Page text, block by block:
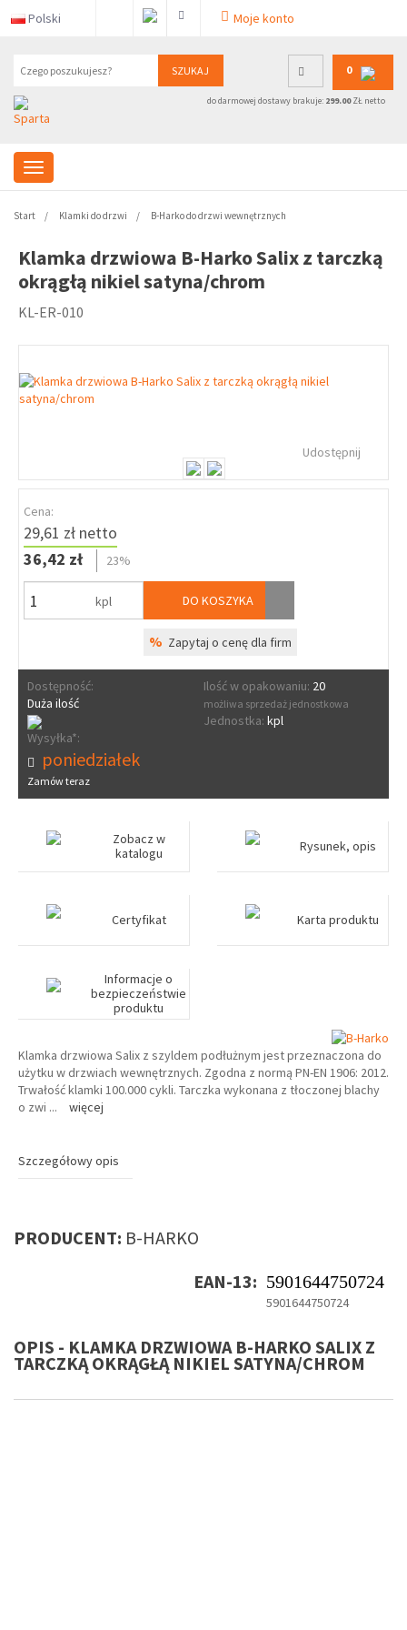
Polski Moje konto
SZUKAJ 0
do darmowej dostawy brakuje: 299.00ZŁ netto
Start Klamki do drzwi B-Harko do drzwi wewnętrznych
Klamka drzwiowa B-Harko Salix z tarczką
okrągłą nikiel satyna/chrom
KL-ER-010
Udostępnij
Cena:
29,61 zł netto
36,42 zł
23%
kpl DO KOSZYKA
% Zapytaj o cenę dla firm
Dostępność:
Duża ilość
Ilość w opakowaniu: 20
możliwa sprzedaż jednostkowa
Jednostka: kpl
Wysyłka*:
poniedziałek
Zamów teraz
Zobacz w
katalogu
Rysunek, opis
Certyfikat Karta produktu
Informacje o
bezpieczeństwie
produktu
Klamka drzwiowa Salix z szyldem podłużnym jest przeznaczona do
użytku w drzwiach wewnętrznych. Zgodna z normą PN-EN 1906: 2012.
Trwałość klamki 100.000 cykli. Tarczka wykonana z tłoczonej blachy
o zwi ... więcej
Szczegółowy opis
PRODUCENT: B-HARKO
EAN-13: 5901644750724
5901644750724
OPIS - KLAMKA DRZWIOWA B-HARKO SALIX Z
TARCZKĄ OKRĄGŁĄ NIKIEL SATYNA/CHROM